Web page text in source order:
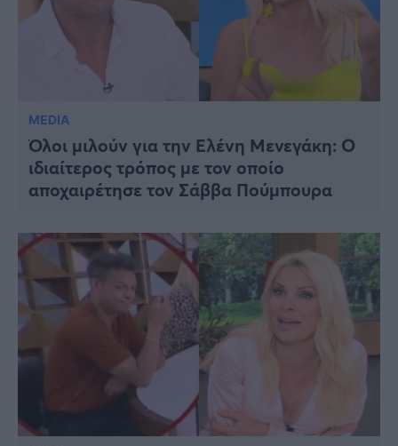
MEDIA
Όλοι μιλούν για την Ελένη Μενεγάκη: Ο
ιδιαίτερος τρόπος με τον οποίο
αποχαιρέτησε τον Σάββα Πούμπουρα